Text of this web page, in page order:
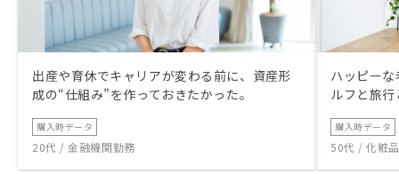
出産や育休でキャリアが変わる前に、資産形
成の“仕組み”を作っておきたかった。
購入時データ
20代 / 金融機関勤務
ハッピー
ルフと旅
購入時データ
50代 / 化粧